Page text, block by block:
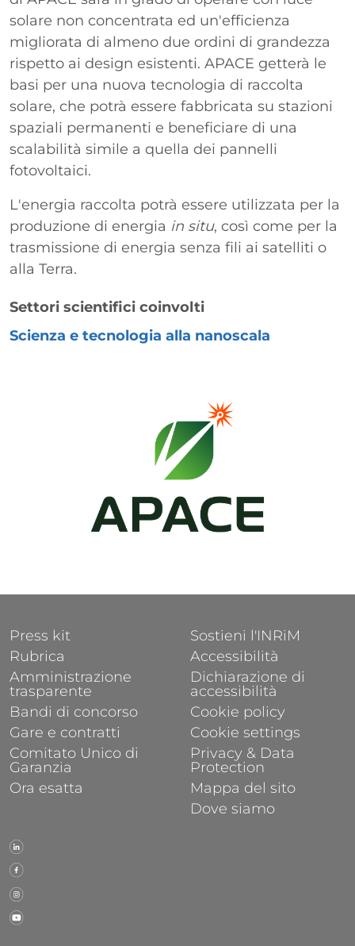
solare non concentrata ed un'efficienza
migliorata di almeno due ordini di grandezza
rispetto ai design esistenti. APACE getterà le
basi per una nuova tecnologia di raccolta
solare, che potrà essere fabbricata su stazioni
spaziali permanenti e beneficiare di una
scalabilità simile a quella dei pannelli
fotovoltaici.
L'energia raccolta potrà essere utilizzata per la
produzione di energia in situ, così come per la
trasmissione di energia senza fili ai satelliti o
alla Terra.
Settori scientifici coinvolti
Scienza e tecnologia alla nanoscala
FOOTER 1
Press kit
Rubrica
Amministrazione
trasparente
Bandi di concorso
Gare e contratti
Comitato Unico di
Garanzia
Ora esatta
FOOTER 2
Sostieni l'INRiM
Accessibilità
Dichiarazione di
accessibilità
Cookie policy
Cookie settings
Privacy & Data
Protection
Mappa del sito
Dove siamo